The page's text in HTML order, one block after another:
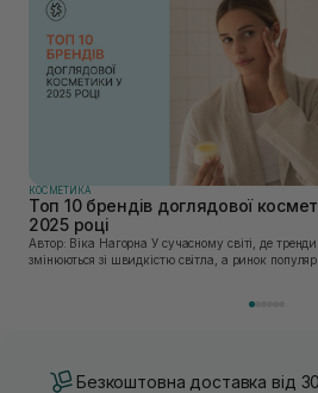
КОСМЕТИКА
Топ 10 брендів доглядової
2025 році
Автор: Віка Нагорна У сучасному світі, де тренди
змінюються зі швидкістю світла, а ринок
Безкоштовна доставка від